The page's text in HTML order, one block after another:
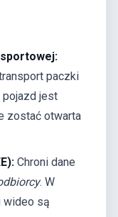
paczki
pojazd jest
zostać otwarta
Chroni dane
. W
wideo są